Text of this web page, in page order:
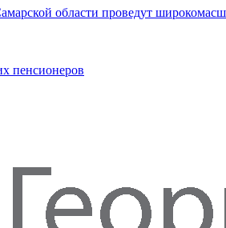
области проведут
пенсионеров